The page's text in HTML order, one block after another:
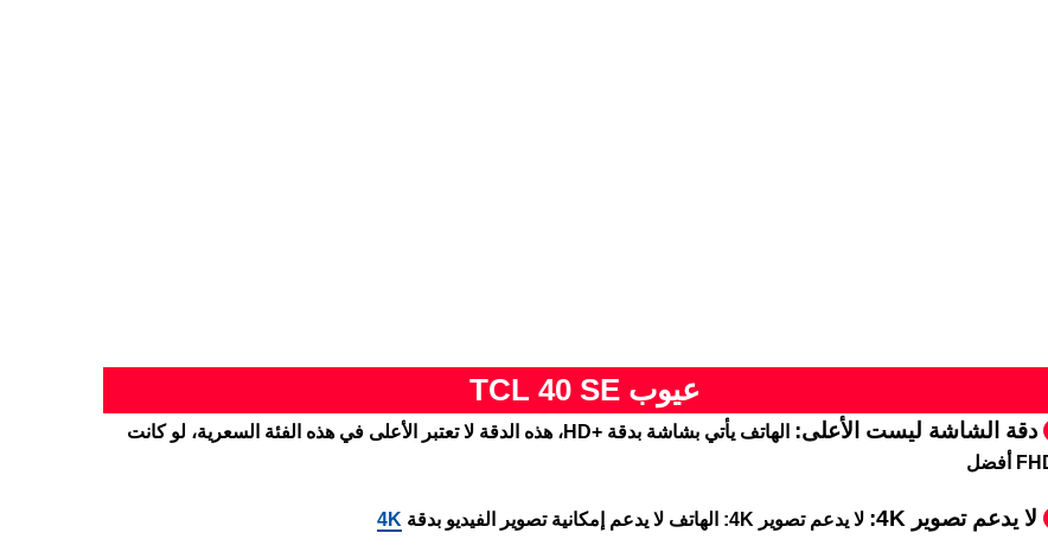
عيوب TCL 40 SE
دقة الشاشة ليست الأعلى:
الهاتف يأتي بشاشة بدقة +HD، هذه الدقة لا تعتبر الأعلى في هذه الفئة السعرية، لو كانت
لا يدعم تصوير 4K: لا يدعم تصوير 4K: الهاتف لا يدعم إمكانية تصوير الفيديو بدقة 4K